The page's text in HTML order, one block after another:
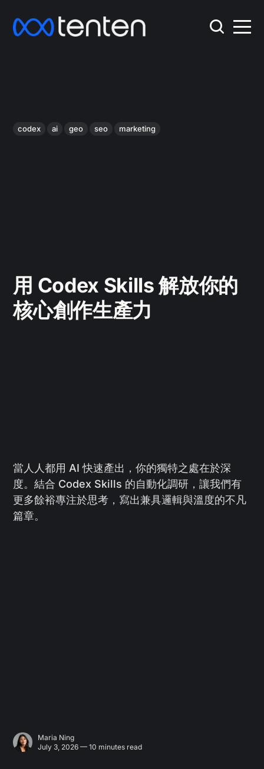
codex ai geo seo marketing
用 Codex Skills 解放你的
核心創作生產力
當人人都用 AI 快速產出，你的獨特之處在於深
度。結合 Codex Skills 的自動化調研，讓我們有
更多餘裕專注於思考，寫出兼具邏輯與溫度的不凡
篇章。
Maria Ning
July 3, 2026 — 10 minutes read